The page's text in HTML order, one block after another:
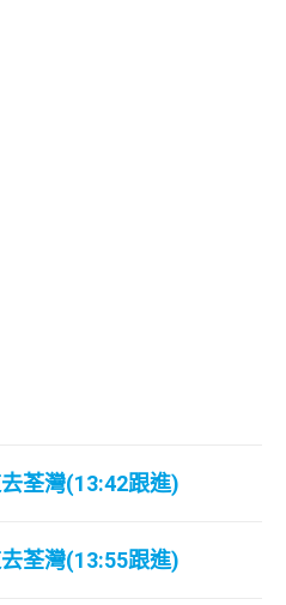
荃灣(13:42跟進)
荃灣(13:55跟進)